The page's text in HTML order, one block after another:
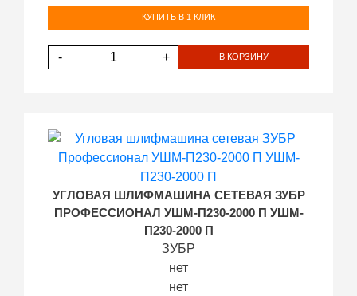
КУПИТЬ В 1 КЛИК
- + В КОРЗИНУ
УГЛОВАЯ ШЛИФМАШИНА СЕТЕВАЯ ЗУБР
ПРОФЕССИОНАЛ УШМ-П230-2000 П УШМ-
П230-2000 П
ЗУБР
нет
нет